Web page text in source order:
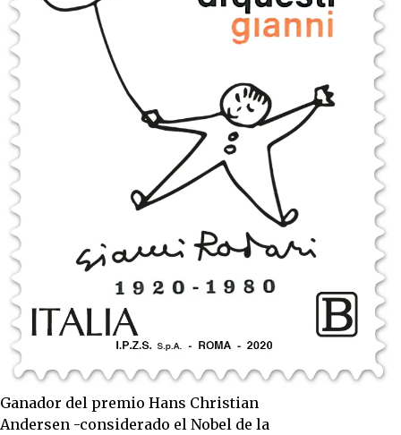
Ganador del premio Hans Christian
Andersen -considerado el Nobel de la